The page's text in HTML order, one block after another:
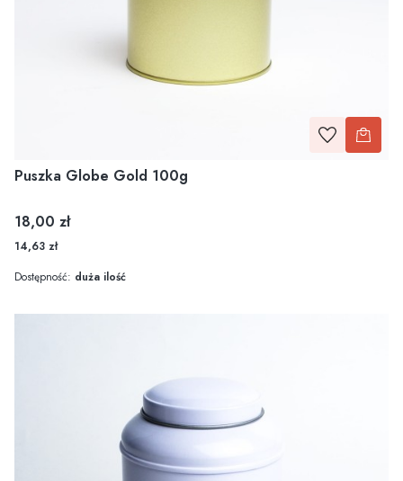
Puszka Globe Gold 100g
Cena
18,00 zł
14,63 zł
Dostępność: duża ilość